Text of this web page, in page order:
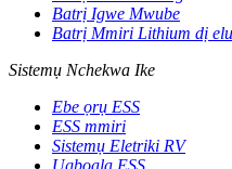
Batrị Igwe Mwube
Batrị Mmiri Lithium dị elu
Sistemụ Nchekwa Ike
Ebe ọrụ ESS
ESS mmiri
Sistemụ Eletriki RV
Ụgbọala ESS